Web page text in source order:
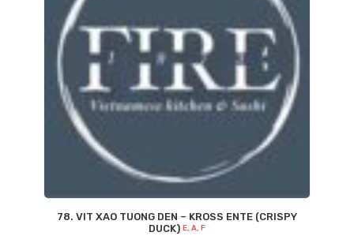
78. VIT XAO TUONG DEN – KROSS ENTE (CRISPY
DUCK) E, A, F